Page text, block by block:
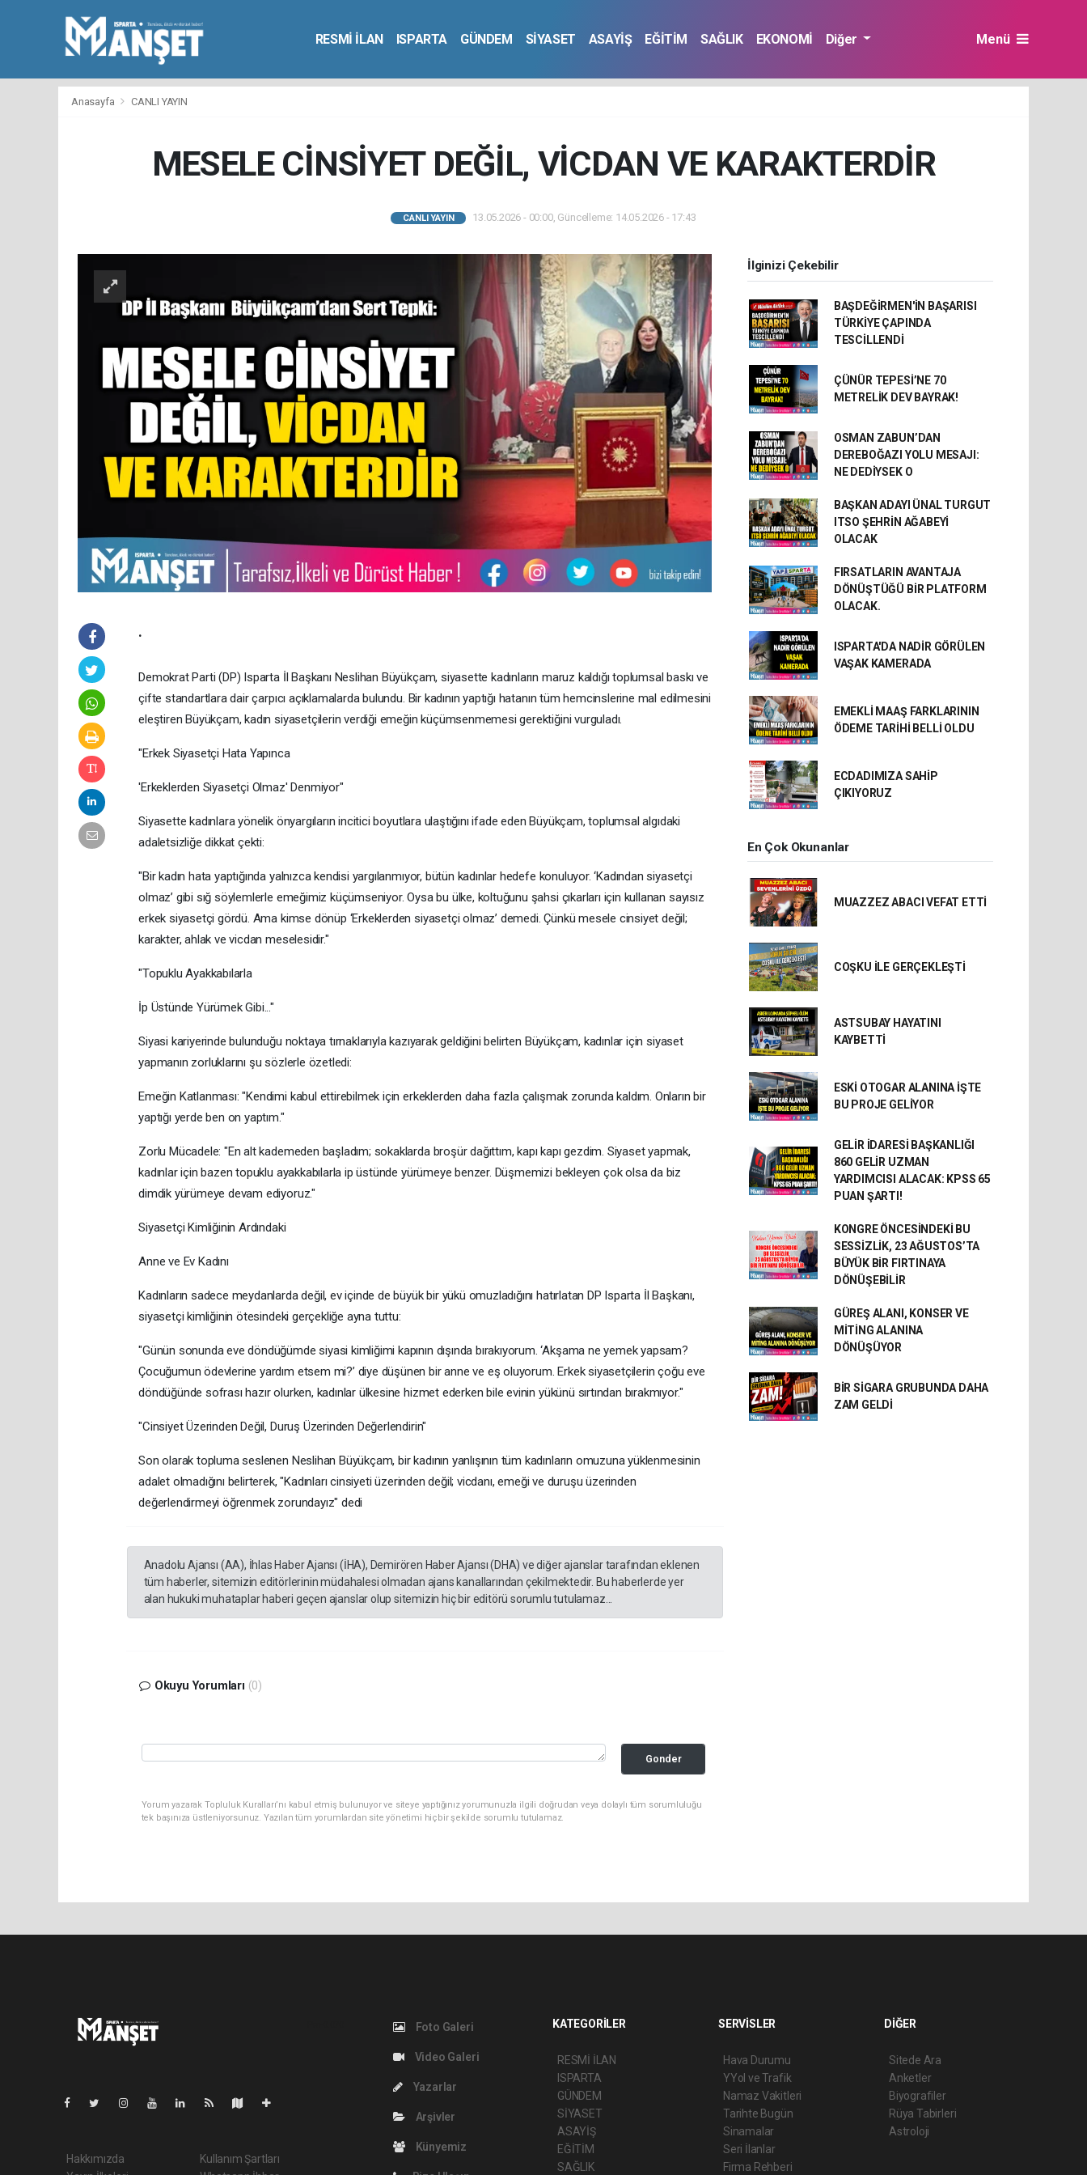
RESMİ İLAN ISPARTA GÜNDEM SİYASET ASAYİŞ EĞİTİM SAĞLIK EKONOMİ Diğer Menü
Anasayfa CANLI YAYIN
MESELE CİNSİYET DEĞİL, VİCDAN VE KARAKTERDİR
CANLI YAYIN 13.05.2026 - 00:00, Güncelleme: 14.05.2026 - 17:43
.
​Demokrat Parti (DP) Isparta İl Başkanı Neslihan Büyükçam, siyasette kadınların maruz kaldığı toplumsal baskı ve
çifte standartlara dair çarpıcı açıklamalarda bulundu. Bir kadının yaptığı hatanın tüm hemcinslerine mal edilmesini
eleştiren Büyükçam, kadın siyasetçilerin verdiği emeğin küçümsenmemesi gerektiğini vurguladı.
​"Erkek Siyasetçi Hata Yapınca
'Erkeklerden Siyasetçi Olmaz' Denmiyor"
​Siyasette kadınlara yönelik önyargıların incitici boyutlara ulaştığını ifade eden Büyükçam, toplumsal algıdaki
adaletsizliğe dikkat çekti:
​"Bir kadın hata yaptığında yalnızca kendisi yargılanmıyor, bütün kadınlar hedefe konuluyor. ‘Kadından siyasetçi
olmaz’ gibi sığ söylemlerle emeğimiz küçümseniyor. Oysa bu ülke, koltuğunu şahsi çıkarları için kullanan sayısız
erkek siyasetçi gördü. Ama kimse dönüp ‘Erkeklerden siyasetçi olmaz’ demedi. Çünkü mesele cinsiyet değil;
karakter, ahlak ve vicdan meselesidir."
​"Topuklu Ayakkabılarla
İp Üstünde Yürümek Gibi..."
​Siyasi kariyerinde bulunduğu noktaya tırnaklarıyla kazıyarak geldiğini belirten Büyükçam, kadınlar için siyaset
yapmanın zorluklarını şu sözlerle özetledi:
​Emeğin Katlanması: "Kendimi kabul ettirebilmek için erkeklerden daha fazla çalışmak zorunda kaldım. Onların bir
yaptığı yerde ben on yaptım."
​Zorlu Mücadele: "En alt kademeden başladım; sokaklarda broşür dağıttım, kapı kapı gezdim. Siyaset yapmak,
kadınlar için bazen topuklu ayakkabılarla ip üstünde yürümeye benzer. Düşmemizi bekleyen çok olsa da biz
dimdik yürümeye devam ediyoruz."
​Siyasetçi Kimliğinin Ardındaki
Anne ve Ev Kadını
​Kadınların sadece meydanlarda değil, ev içinde de büyük bir yükü omuzladığını hatırlatan DP Isparta İl Başkanı,
siyasetçi kimliğinin ötesindeki gerçekliğe ayna tuttu:
​"Günün sonunda eve döndüğümde siyasi kimliğimi kapının dışında bırakıyorum. ‘Akşama ne yemek yapsam?
Çocuğumun ödevlerine yardım etsem mi?’ diye düşünen bir anne ve eş oluyorum. Erkek siyasetçilerin çoğu eve
döndüğünde sofrası hazır olurken, kadınlar ülkesine hizmet ederken bile evinin yükünü sırtından bırakmıyor."
​"Cinsiyet Üzerinden Değil, Duruş Üzerinden Değerlendirin"
​Son olarak topluma seslenen Neslihan Büyükçam, bir kadının yanlışının tüm kadınların omuzuna yüklenmesinin
adalet olmadığını belirterek, "Kadınları cinsiyeti üzerinden değil; vicdanı, emeği ve duruşu üzerinden
değerlendirmeyi öğrenmek zorundayız" dedi
Anadolu Ajansı (AA), İhlas Haber Ajansı (İHA), Demirören Haber Ajansı (DHA) ve diğer ajanslar tarafından eklenen
tüm haberler, sitemizin editörlerinin müdahalesi olmadan ajans kanallarından çekilmektedir. Bu haberlerde yer
alan hukuki muhataplar haberi geçen ajanslar olup sitemizin hiç bir editörü sorumlu tutulamaz...
Okuyu Yorumları (0)
Gonder
Yorum yazarak Topluluk Kuralları’nı kabul etmiş bulunuyor ve siteye yaptığınız yorumunuzla ilgili doğrudan veya dolaylı tüm sorumluluğu
tek başınıza üstleniyorsunuz. Yazılan tüm yorumlardan site yönetimi hiçbir şekilde sorumlu tutulamaz.
İlginizi Çekebilir
BAŞDEĞİRMEN'İN BAŞARISI
TÜRKİYE ÇAPINDA
TESCİLLENDİ
ÇÜNÜR TEPESİ’NE 70
METRELİK DEV BAYRAK!
OSMAN ZABUN’DAN
DEREBOĞAZI YOLU MESAJI:
NE DEDİYSEK O
BAŞKAN ADAYI ÜNAL TURGUT
ITSO ŞEHRİN AĞABEYİ
OLACAK
FIRSATLARIN AVANTAJA
DÖNÜŞTÜĞÜ BİR PLATFORM
OLACAK.
ISPARTA'DA NADİR GÖRÜLEN
VAŞAK KAMERADA
EMEKLİ MAAŞ FARKLARININ
ÖDEME TARİHİ BELLİ OLDU
ECDADIMIZA SAHİP
ÇIKIYORUZ
En Çok Okunanlar
MUAZZEZ ABACI VEFAT ETTİ
COŞKU İLE GERÇEKLEŞTİ
ASTSUBAY HAYATINI
KAYBETTİ
ESKİ OTOGAR ALANINA İŞTE
BU PROJE GELİYOR
GELİR İDARESİ BAŞKANLIĞI
860 GELİR UZMAN
YARDIMCISI ALACAK: KPSS 65
PUAN ŞARTI!
KONGRE ÖNCESİNDEKİ BU
SESSİZLİK, 23 AĞUSTOS’TA
BÜYÜK BİR FIRTINAYA
DÖNÜŞEBİLİR
GÜREŞ ALANI, KONSER VE
MİTİNG ALANINA
DÖNÜŞÜYOR
BİR SİGARA GRUBUNDA DAHA
ZAM GELDİ
Hakkımızda
Kullanım Şartları
Foto Galeri
Video Galeri
Yazarlar
Arşivler
Künyemiz
KATEGORİLER
RESMİ İLAN
ISPARTA
GÜNDEM
SİYASET
ASAYİŞ
EĞİTİM
SAĞLIK
SERVİSLER
Hava Durumu
YYol ve Trafik
Namaz Vakitleri
Tarihte Bugün
Sinamalar
Seri İlanlar
Firma Rehberi
DİĞER
Sitede Ara
Anketler
Biyografiler
Rüya Tabirleri
Astroloji